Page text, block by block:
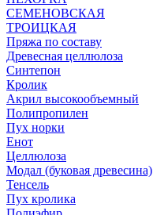
СЕМЕНОВСКАЯ
ТРОИЦКАЯ
Пряжа по составу
Древесная целлюлоза
Синтепон
Кролик
Акрил высокообъемный
Полипропилен
Пух норки
Енот
Целлюлоза
Модал (буковая древесина)
Тенсель
Пух кролика